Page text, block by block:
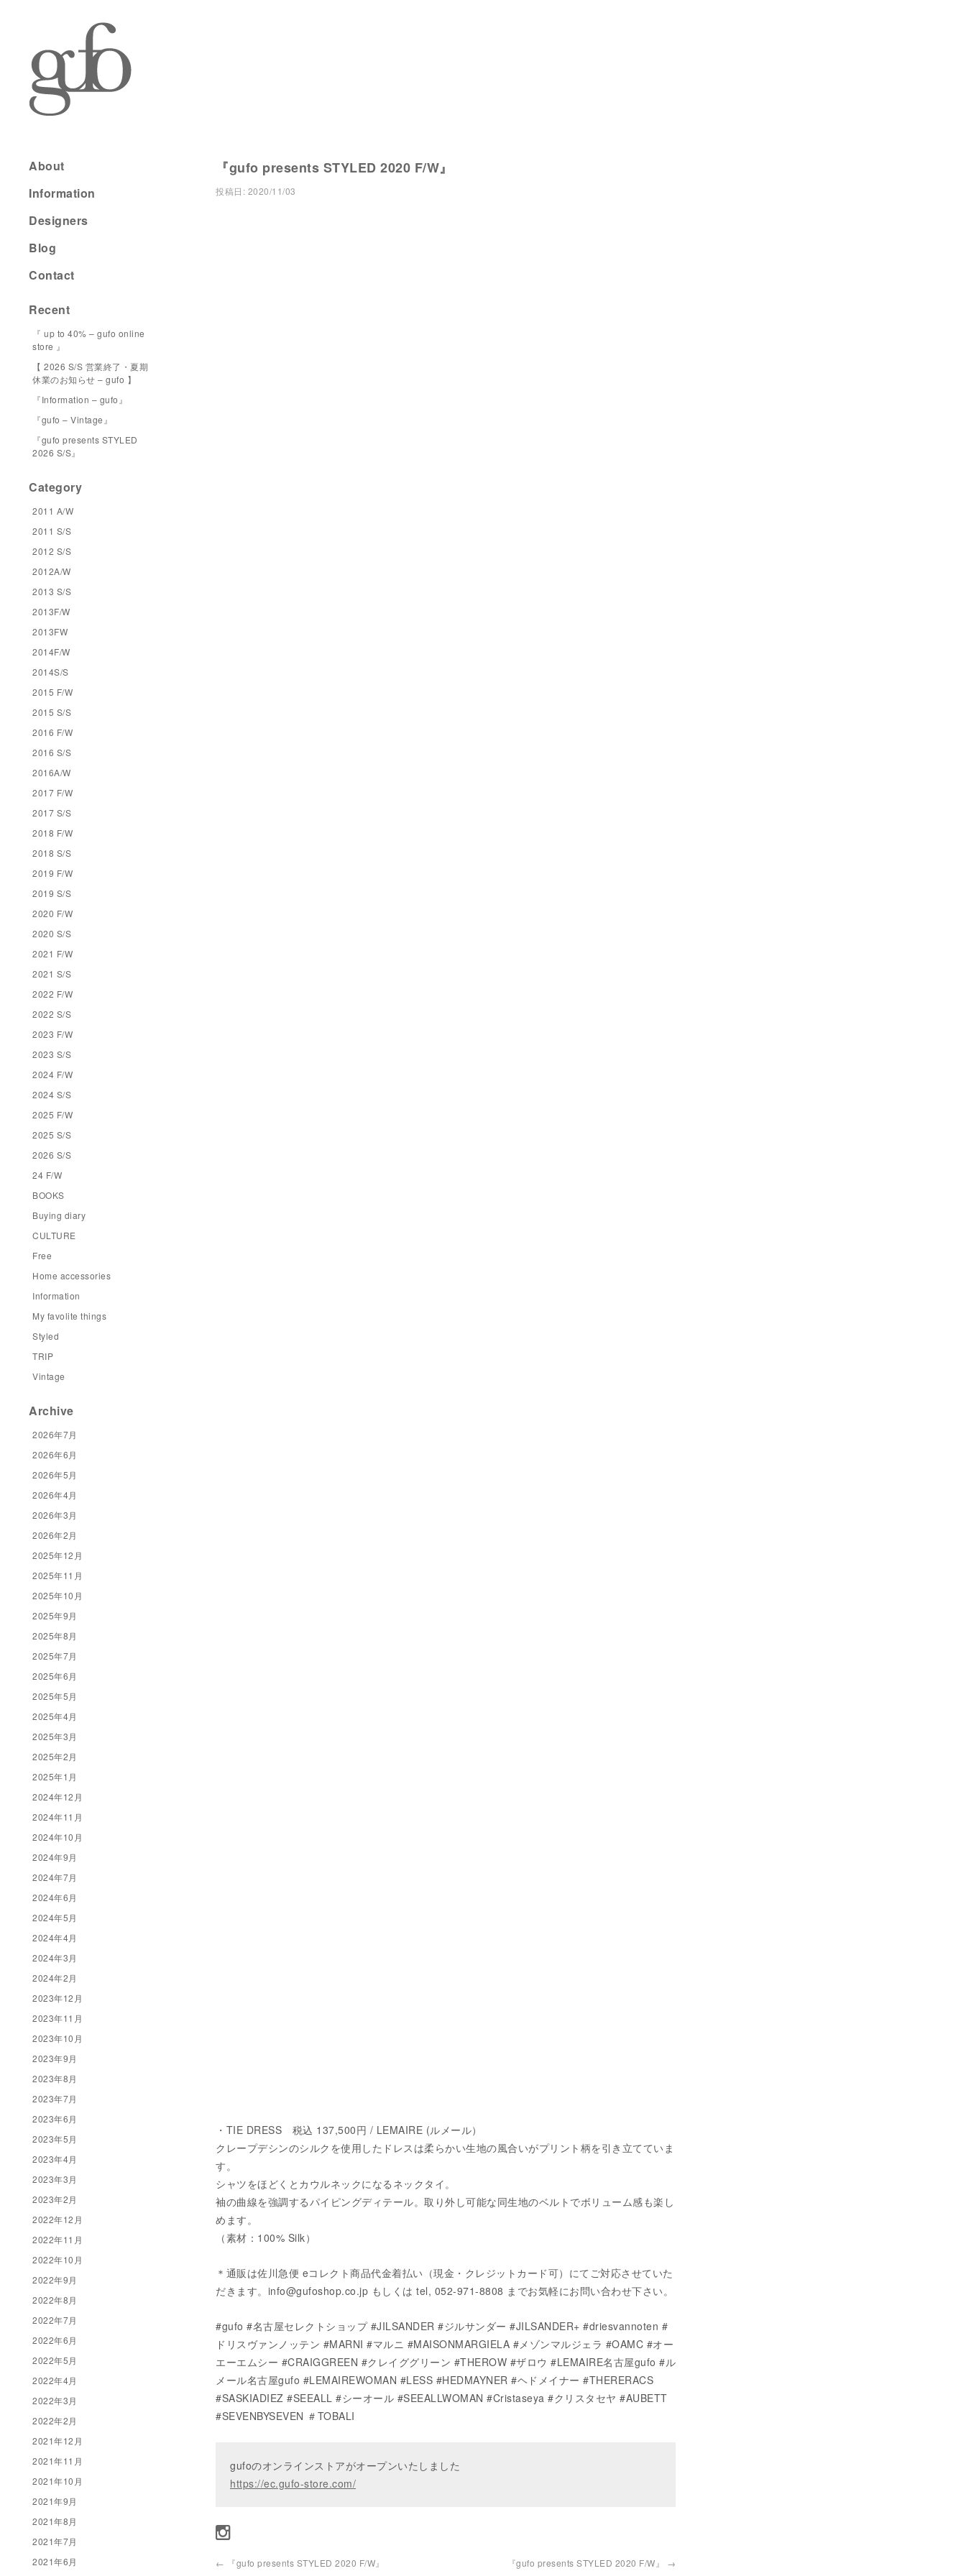
『gufo presents STYLED 2020 F/W』
投稿日: 2020/11/03
・TIE DRESS 税込 137,500円 / LEMAIRE (ルメール）
クレープデシンのシルクを使用したドレスは柔らかい生地の風合いがプリント柄を引き立てていま
す。
シャツをほどくとカウルネックになるネックタイ。
袖の曲線を強調するパイピングディテール。取り外し可能な同生地のベルトでボリューム感も楽し
めます。
（素材：100% Silk）
＊通販は佐川急便 eコレクト商品代金着払い（現金・クレジットカード可）にてご対応させていた
だきます。info@gufoshop.co.jp もしくは tel, 052-971-8808 までお気軽にお問い合わせ下さい。
#gufo #名古屋セレクトショップ #JILSANDER #ジルサンダー #JILSANDER+ #driesvannoten #
ドリスヴァンノッテン #MARNI #マルニ #MAISONMARGIELA #メゾンマルジェラ #OAMC #オー
エーエムシー #CRAIGGREEN #クレイググリーン #THEROW #ザロウ #LEMAIRE名古屋gufo #ル
メール名古屋gufo #LEMAIREWOMAN #LESS #HEDMAYNER #ヘドメイナー #THERERACS
#SASKIADIEZ #SEEALL #シーオール #SEEALLWOMAN #Cristaseya #クリスタセヤ #AUBETT
#SEVENBYSEVEN ＃TOBALI
gufoのオンラインストアがオープンいたしました
https://ec.gufo-store.com/
← 『gufo presents STYLED 2020 F/W』 『gufo presents STYLED 2020 F/W』 →
About
Information
Designers
Blog
Contact
Recent
『 up to 40% – gufo online
store 』
【 2026 S/S 営業終了・夏期
休業のお知らせ – gufo 】
『Information – gufo』
『gufo – Vintage』
『gufo presents STYLED
2026 S/S』
Category
2011 A/W
2011 S/S
2012 S/S
2012A/W
2013 S/S
2013F/W
2013FW
2014F/W
2014S/S
2015 F/W
2015 S/S
2016 F/W
2016 S/S
2016A/W
2017 F/W
2017 S/S
2018 F/W
2018 S/S
2019 F/W
2019 S/S
2020 F/W
2020 S/S
2021 F/W
2021 S/S
2022 F/W
2022 S/S
2023 F/W
2023 S/S
2024 F/W
2024 S/S
2025 F/W
2025 S/S
2026 S/S
24 F/W
BOOKS
Buying diary
CULTURE
Free
Home accessories
Information
My favolite things
Styled
TRIP
Vintage
Archive
2026年7月
2026年6月
2026年5月
2026年4月
2026年3月
2026年2月
2025年12月
2025年11月
2025年10月
2025年9月
2025年8月
2025年7月
2025年6月
2025年5月
2025年4月
2025年3月
2025年2月
2025年1月
2024年12月
2024年11月
2024年10月
2024年9月
2024年7月
2024年6月
2024年5月
2024年4月
2024年3月
2024年2月
2023年12月
2023年11月
2023年10月
2023年9月
2023年8月
2023年7月
2023年6月
2023年5月
2023年4月
2023年3月
2023年2月
2022年12月
2022年11月
2022年10月
2022年9月
2022年8月
2022年7月
2022年6月
2022年5月
2022年4月
2022年3月
2022年2月
2021年12月
2021年11月
2021年10月
2021年9月
2021年8月
2021年7月
2021年6月